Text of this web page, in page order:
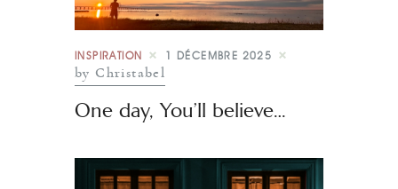
INSPIRATION 1 DÉCEMBRE 2025
by Christabel
One day, You’ll believe…